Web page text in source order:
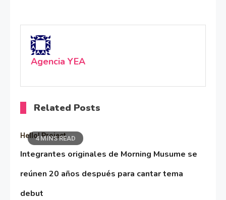
Agencia YEA
Related Posts
4 MINS READ
Hello! Project
Integrantes originales de Morning Musume se
reúnen 20 años después para cantar tema
debut